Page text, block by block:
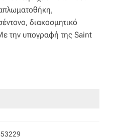
€.
διακοσμητικό
την υπογραφή της Saint